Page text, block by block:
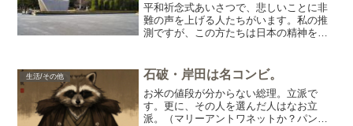
平和祈念式あいさつで、悲しいことに非
難の声を上げる人たちがいます。私の推
測ですが、この方たちは日本の精神を持
に業がわきます」 どこから活動資金が
出ているのか不思議。 く...
生活/その他 石破・岸田は名コンビ。
お米の値段が分からない総理。立派で
す。更に、その人を選んだ人はなお立
派。（マリーアントワネットか？パンが